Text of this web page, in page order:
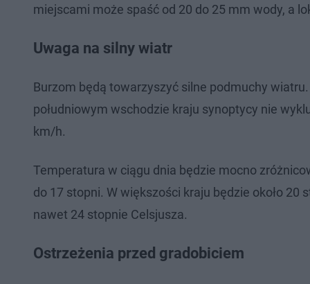
miejscami może spaść od 20 do 25 mm wody, a
Uwaga na silny wiatr
Burzom będą towarzyszyć silne podmuchy
południowym wschodzie kraju synoptycy nie
km/h.
Temperatura w ciągu dnia będzie mocno
do 17 stopni. W większości kraju będzie około
nawet 24 stopnie Celsjusza.
Ostrzeżenia przed gradobiciem